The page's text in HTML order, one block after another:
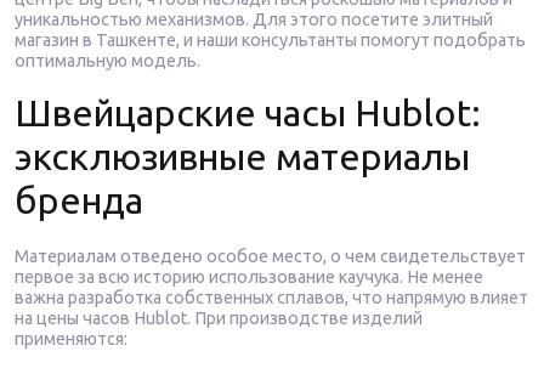
уникальностью механизмов. Для этого посетите элитный
магазин в Ташкенте, и наши консультанты помогут подобрать
оптимальную модель.
Швейцарские часы Hublot:
эксклюзивные материалы
бренда
Материалам отведено особое место, о чем свидетельствует
первое за всю историю использование каучука. Не менее
важна разработка собственных сплавов, что напрямую влияет
на цены часов Hublot. При производстве изделий
применяются: